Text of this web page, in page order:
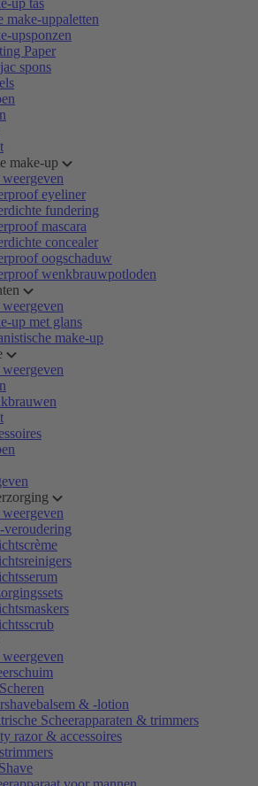
up tas
make-uppaletten
upsponzen
Paper
spons
make-up
eyeliner
fundering
mascara
concealer
oogschaduw
wenkbrauwpotloden
up met glans
make-up
& -lotion
Scheerapparaten & trimmers
razor & accessoires